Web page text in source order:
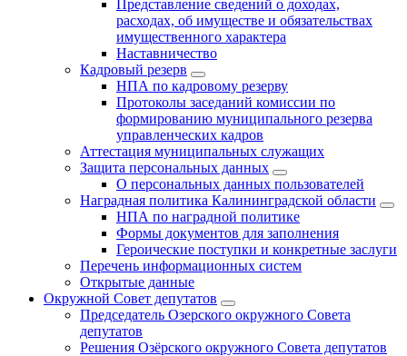
Представление сведений о доходах,
расходах, об имуществе и обязательствах
имущественного характера
Наставничество
Кадровый резерв
НПА по кадровому резерву
Протоколы заседаний комиссии по
формированию муниципального резерва
управленческих кадров
Аттестация муниципальных служащих
Защита персональных данных
О персональных данных пользователей
Наградная политика Калининградской области
НПА по наградной политике
Формы документов для заполнения
Героические поступки и конкретные заслуги
Перечень информационных систем
Открытые данные
Окружной Совет депутатов
Председатель Озерского окружного Совета
депутатов
Решения Озёрского окружного Совета депутатов